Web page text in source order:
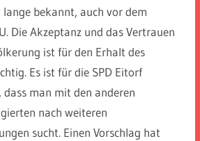
bekannt, auch vor dem
Die Akzeptanz und das Vertrauen
ist für den Erhalt des
Es ist für die SPD Eitorf
man mit den anderen
nach weiteren
sucht. Einen Vorschlag hat